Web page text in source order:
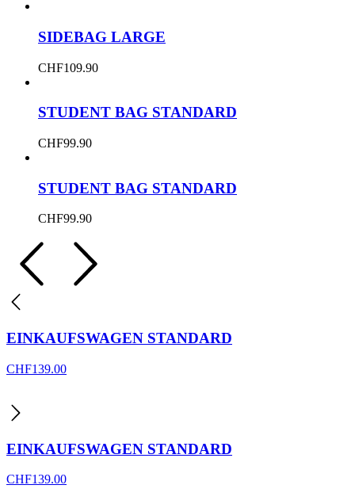
SIDEBAG LARGE
CHF109.90
STUDENT BAG STANDARD
CHF99.90
STUDENT BAG STANDARD
CHF99.90
EINKAUFSWAGEN STANDARD
CHF139.00
EINKAUFSWAGEN STANDARD
CHF139.00